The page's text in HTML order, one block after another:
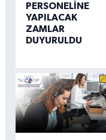
PERSONELİNE
YAPILACAK
ZAMLAR
DUYURULDU